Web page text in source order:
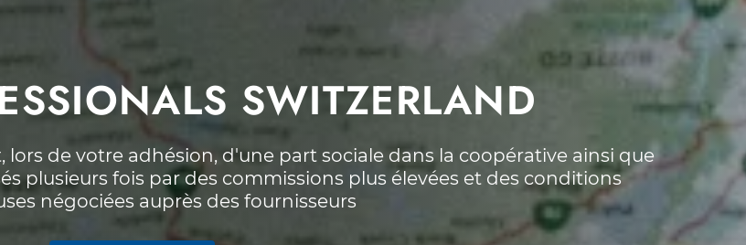
SWITZERLAND
lors de votre adhésion, d'une part sociale dans la coopérative ainsi que
plusieurs fois par des commissions plus élevées et des conditions
négociées auprès des fournisseurs